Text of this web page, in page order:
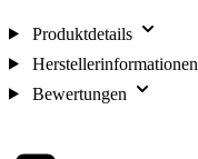
Produktdetails
Herstellerinformationen
Bewertungen